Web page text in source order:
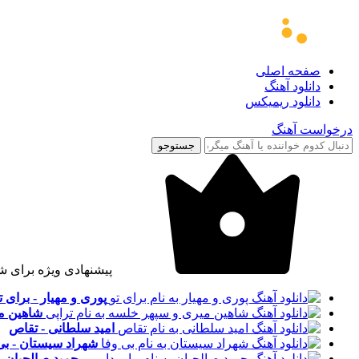
صفحه اصلی
دانلود آهنگ
دانلود ریمیکس
درخواست آهنگ
جستوجو
پیشنهادی ویژه برای
پوری و مهیار - برای
شاهین
امید سلطانی - تقاص
شهراد سیستان -